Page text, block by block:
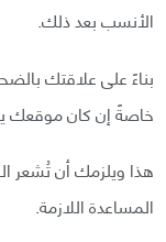
الأنسب بعد ذلك.
بناءً على علاقتك
خاصةً إن كان موقعك
هذا ويلزمك أن تُشعر
المساعدة اللازمة.